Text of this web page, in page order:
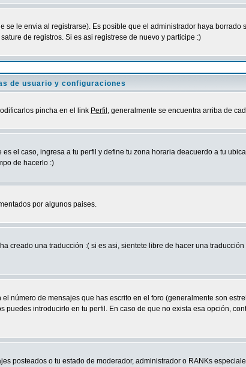
le envia al registrarse). Es posible que el administrador haya borrado
de registros. Si es asi registrese de nuevo y participe :)
de usuario y configuraciones
pincha en el link Perfil , generalmente se encuentra arriba de
el caso, ingresa a tu perfil y define tu zona horaria deacuerdo a tu
de hacerlo :)
por algunos paises.
creado una traducción :( si es asi, sientete libre de hacer una
de mensajes que has escrito en el foro (generalmente son
introducirlo en tu perfil. En caso de que no exista esa opción,
posteados o tu estado de moderador, administrador o RANKs